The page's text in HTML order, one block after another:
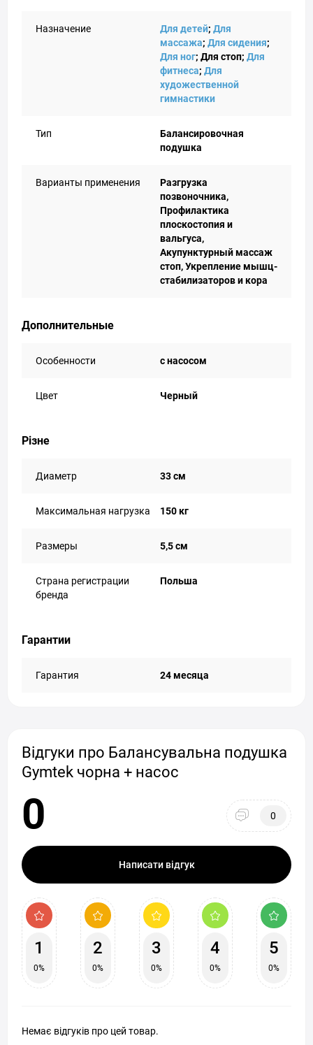
Назначение Для детей; Для
массажа; Для сидения;
Для ног; Для стоп; Для
фитнеса; Для
художественной
гимнастики
Тип
Балансировочная
подушка
Варианты применения
Разгрузка
позвоночника,
Профилактика
плоскостопия и
вальгуса,
Акупунктурный массаж
стоп, Укрепление мышц-
стабилизаторов и кора
Дополнительные
Особенности с насосом
Цвет Черный
Різне
Диаметр 33 см
Максимальная нагрузка 150 кг
Размеры 5,5 см
Страна регистрации
бренда
Польша
Гарантии
Гарантия 24 месяца
Відгуки про Балансувальна подушка
Gymtek чорна + насос
0 0
Написати відгук
1
0%
2
0%
3
0%
4
0%
5
0%
Немає відгуків про цей товар.